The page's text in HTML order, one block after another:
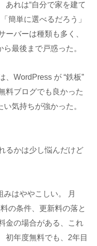
あれは“自分で家を建て
簡単に選べるだろう」
ーバーは種類も多く、
最後まで戸惑った。
、WordPress が “鉄板”
料ブログでも良かった
気持ちが強かった。
るかは少し悩んだけど
みはややこしい。 月
の条件、更新料の落と
金の場合がある、これ
初年度無料でも、2年目